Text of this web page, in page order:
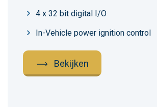
4 x 32 bit digital I/O
In-Vehicle power ignition control
Bekijken